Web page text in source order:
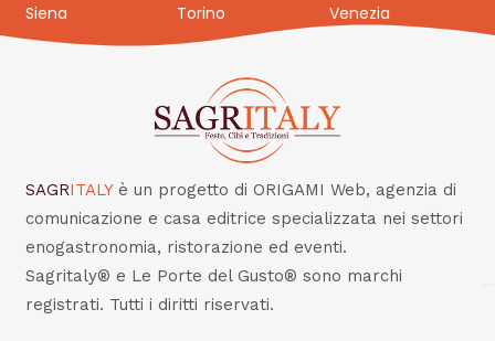
Siena
Torino Venezia
SAGRITALY è un progetto di ORIGAMI Web, agenzia di
comunicazione e casa editrice specializzata nei settori
enogastronomia, ristorazione ed eventi.
Sagritaly® e Le Porte del Gusto® sono marchi
registrati. Tutti i diritti riservati.